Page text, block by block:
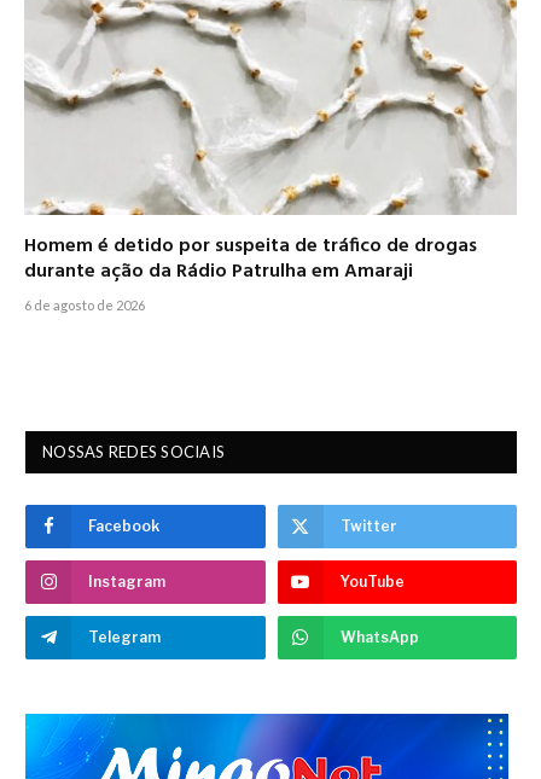
Homem é detido por suspeita de tráfico de drogas
durante ação da Rádio Patrulha em Amaraji
6 de agosto de 2026
NOSSAS REDES SOCIAIS
Facebook Twitter
Instagram YouTube
Telegram WhatsApp